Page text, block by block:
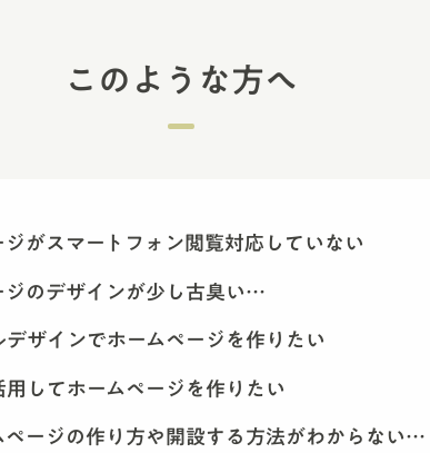
このような方へ
ジがスマートフォン閲覧対応していない
ジのデザインが少し古臭い…
デザインでホームページを作りたい
用してホームページを作りたい
ページの作り方や開設する方法がわからない…